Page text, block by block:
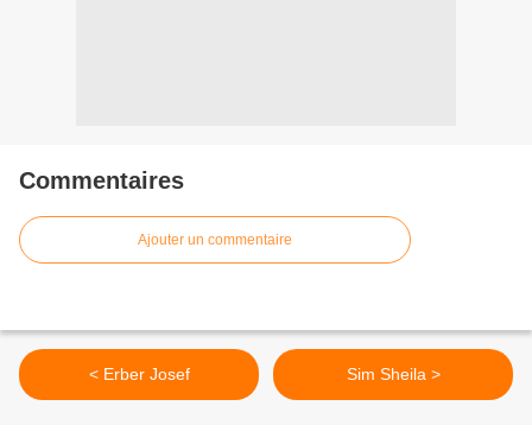
Commentaires
Ajouter un commentaire
< Erber Josef Sim Sheila >